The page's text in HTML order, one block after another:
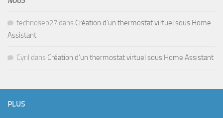
technoseb27 dans Création d’un thermostat virtuel sous Home
Assistant
Cyril dans Création d’un thermostat virtuel sous Home Assistant
PLUS